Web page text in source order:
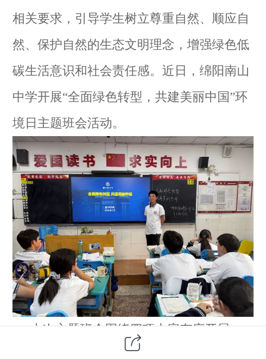
相关要求，引导学生树立尊重自然、顺应自
然、保护自然的生态文明理念，增强绿色低
碳生活意识和社会责任感。 近日 ， 绵阳南山
中学开展“全面绿色转型，共建美丽中国”环
境日主题班会活动。
本次主题班会围绕四项内容有序开展。
一是开展环境日主题学习，围绕